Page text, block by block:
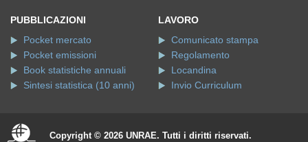
PUBBLICAZIONI
Pocket mercato
Pocket emissioni
Book statistiche annuali
Sintesi statistica (10 anni)
LAVORO
Comunicato stampa
Regolamento
Locandina
Invio Curriculum
Copyright © 2026 UNRAE. Tutti i diritti riservati.